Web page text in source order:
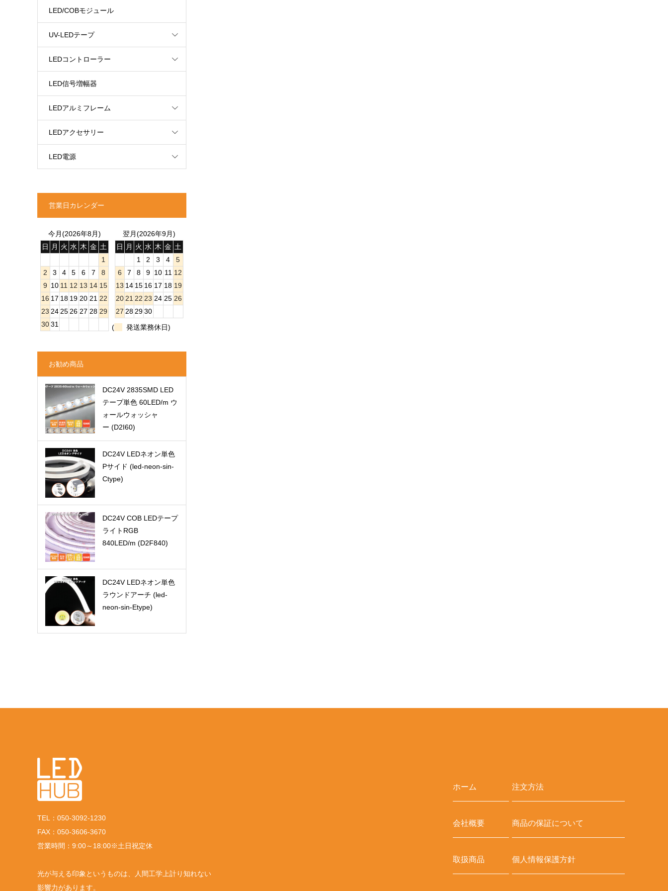
LED/COBモジュール
UV-LEDテープ
LEDコントローラー
LED信号増幅器
LEDアルミフレーム
LEDアクセサリー
LED電源
営業日カレンダー
今月(2026年8月)
日
月 火 水 木 金 土
1
2
3 4 5 6 7
8
9 10 11 12 13 14 15
16 17 18 19 20 21 22
23 24 25 26 27 28 29
30 31
翌月(2026年9月)
日
月 火 水 木 金 土
1
2 3 4
5
6
7 8 9 10 11 12
13 14 15 16 17 18 19
20 21 22 23 24 25 26
27 28 29 30
(
発送業務休日)
お勧め商品
DC24V 2835SMD LED
テープ単色 60LED/m ウ
ォールウォッシャ
ー (D2I60)
DC24V LEDネオン単色
Pサイド (led-neon-sin-
Ctype)
DC24V COB LEDテープ
ライトRGB
840LED/m (D2F840)
DC24V LEDネオン単色
ラウンドアーチ (led-
neon-sin-Etype)
TEL：050-3092-1230
FAX：050-3606-3670
営業時間：9:00～18:00※土日祝定休
光が与える印象というものは、人間工学上計り知れない
影響力があります。
ホーム
会社概要
取扱商品
注文方法
商品の保証について
個人情報保護方針